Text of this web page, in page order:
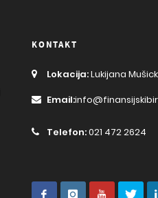
KONTAKT
Lokacija:Lukijana
Email:
Telefon:021 472 2624